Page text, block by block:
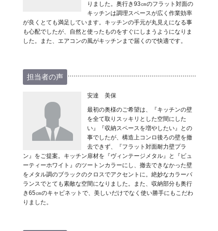
りました。奥行き93㎝のフラット対面の
キッチンは調理スペースが広く作業効率
が良くとても満足しています。キッチンの手元が丸見えになる事
も心配でしたが、自然と使ったものをすぐにしまうようになりま
した。また、エアコンの風がキッチンまで届くので快適です。
担当者の声
安達 美保
最初の奥様のご希望は、『キッチンの壁
を全て取りスッキリとした空間にした
い』『収納スペースを増やしたい』との
事でしたが、構造上コンロ後ろの壁を撤
去できず、『フラット対面耐力壁プラ
ン』をご提案。キッチン扉材を『ヴィンテージメタル』と『ビュ
ーティーホワイト』のツートンカラーにし、撤去できなかった壁
をメタル調のブラックのクロスでアクセントに。絶妙なカラーバ
ランスでとても素敵な空間になりました。また、収納部分も奥行
き65㎝のキャビネットで、美しいだけでなく使い勝手にもこだわ
りました。